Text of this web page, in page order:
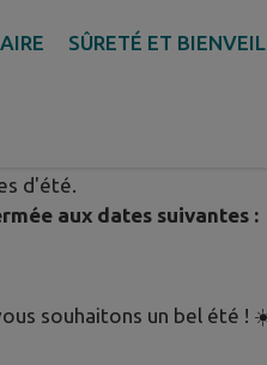
SÛRETÉ ET
d'été.
aux dates suivantes :
souhaitons un bel été !